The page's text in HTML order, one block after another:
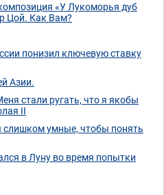
«У Лукоморья дуб
Цой. Как Вам?
понизил ключевую ставку
Азии.
стали ругать, что я якобы
II
слишком умные, чтобы понять
в Луну во время попытки